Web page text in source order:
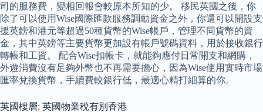
司的服務費，變相回報會較原本所知的少。 移民英國之後，你
除了可以使用Wise國際匯款服務調動資金之外，你還可以開設支
援英鎊和港元等超過50種貨幣的Wise帳戶，管理不同貨幣的資
金，其中英鎊等主要貨幣更加設有帳戶號碼資料，用於接收銀行
轉帳和工資。 配合Wise扣帳卡，就能夠應付日常開支和網購，
外遊消費沒有足夠外幣也不再需要擔心，因為Wise使用實時市場
匯率兌換貨幣，手續費較銀行低，最適心精打細算的你。
英國樓層: 英國物業稅有別香港